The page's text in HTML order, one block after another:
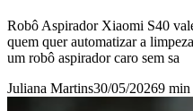
Robô Aspirador Xiaomi S40
quem quer automatizar a
um robô aspirador caro sem sa
Juliana Martins30/05/20269 min